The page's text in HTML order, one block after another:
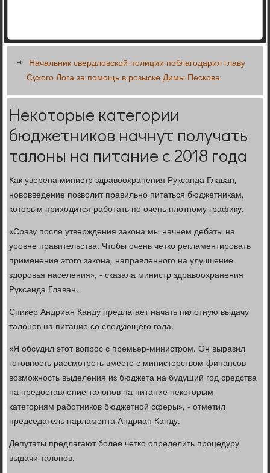
Начальник свердловской полиции поблагодарил главу
Сухого Лога за помощь в розыске Димы Пескова
Некоторые категории
бюджетников начнут получать
талоны на питание с 2018 года
Как уверена министр здравоохранения Руксанда Главан,
нововведение позволит правильно питаться бюджетникам,
которым приходится работать по очень плотному графику.
«Сразу после утверждения закона мы начнем дебаты на
уровне правительства. Чтобы очень четко регламентировать
применение этого закона, направленного на улучшение
здоровья населения», - сказала министр здравоохранения
Руксанда Главан.
Спикер Андриан Канду предлагает начать пилотную выдачу
талонов на питание со следующего года.
«Я обсудил этот вопрос с премьер-министром. Он выразил
готовность рассмотреть вместе с министерством финансов
возможность выделения из бюджета на будущий год средства
на предоставление талонов на питание некоторым
категориям работников бюджетной сферы», - отметил
председатель парламента Андриан Канду.
Депутаты предлагают более четко определить процедуру
выдачи талонов.